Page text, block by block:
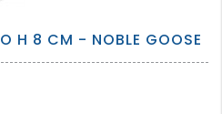
H 8 CM - NOBLE GOOSE